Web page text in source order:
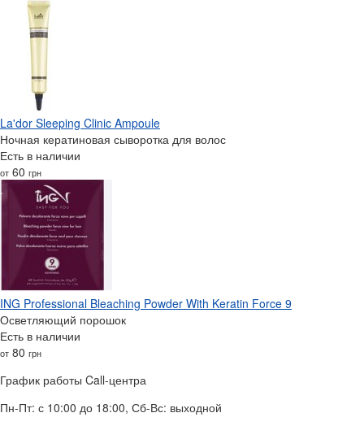
La'dor Sleeping Clinic Ampoule
Ночная кератиновая сыворотка для волос
Есть в наличии
от 60 грн
ING Professional Bleaching Powder With Keratin Force 9
Осветляющий порошок
Есть в наличии
от 80 грн
График работы Call-центра
Пн-Пт: с 10:00 до 18:00, Сб-Вс: выходной